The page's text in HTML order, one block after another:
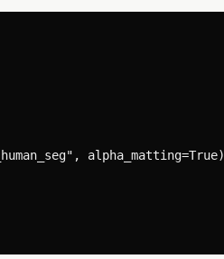
alpha_matting=True)